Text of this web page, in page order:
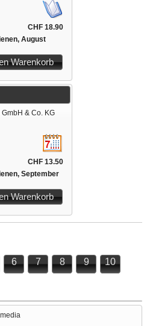
CHF 18.90
August
Warenkorb
& Co. KG
CHF 13.50
September
Warenkorb
6 7 8 9 10